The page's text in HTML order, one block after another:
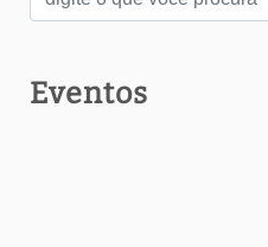
Eventos